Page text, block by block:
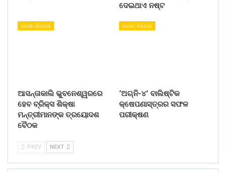
ଦେଇଥାଏ ନଷ୍ଟ
ଦେଶ- ବିଦେଶ
ଆସନ୍ତାକାଲି ଭୁବନେଶ୍ୱରରେ
ହେବ ବ୍ରିକ୍ସ ଶିକ୍ଷା
ମନ୍ତ୍ରୀମାନଙ୍କ ତ୍ରୟୋଦଶ
ବୈଠକ
ଦେଶ- ବିଦେଶ
‘ଅଗ୍ନି-୪’ ବାଲିଷ୍ଟିକ
କ୍ଷେପଣାସ୍ତ୍ରର ସଫଳ
ପରୀକ୍ଷଣ
PREV NEXT